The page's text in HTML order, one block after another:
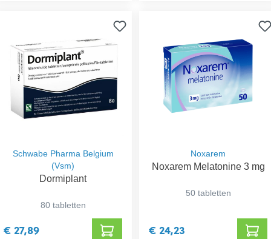
Schwabe Pharma Belgium
(Vsm)
Dormiplant
80 tabletten
€ 27,89
Noxarem
Noxarem Melatonine 3 mg
50 tabletten
€ 24,23